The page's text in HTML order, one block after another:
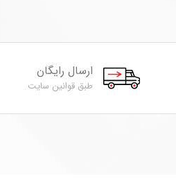
ارسال رایگان
طبق قوانین سایت